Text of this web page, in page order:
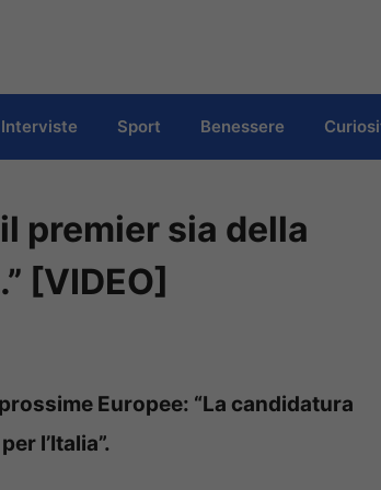
Interviste Sport Benessere
premier sia della
[VIDEO]
Europee: “La candidatura
l’Italia”.